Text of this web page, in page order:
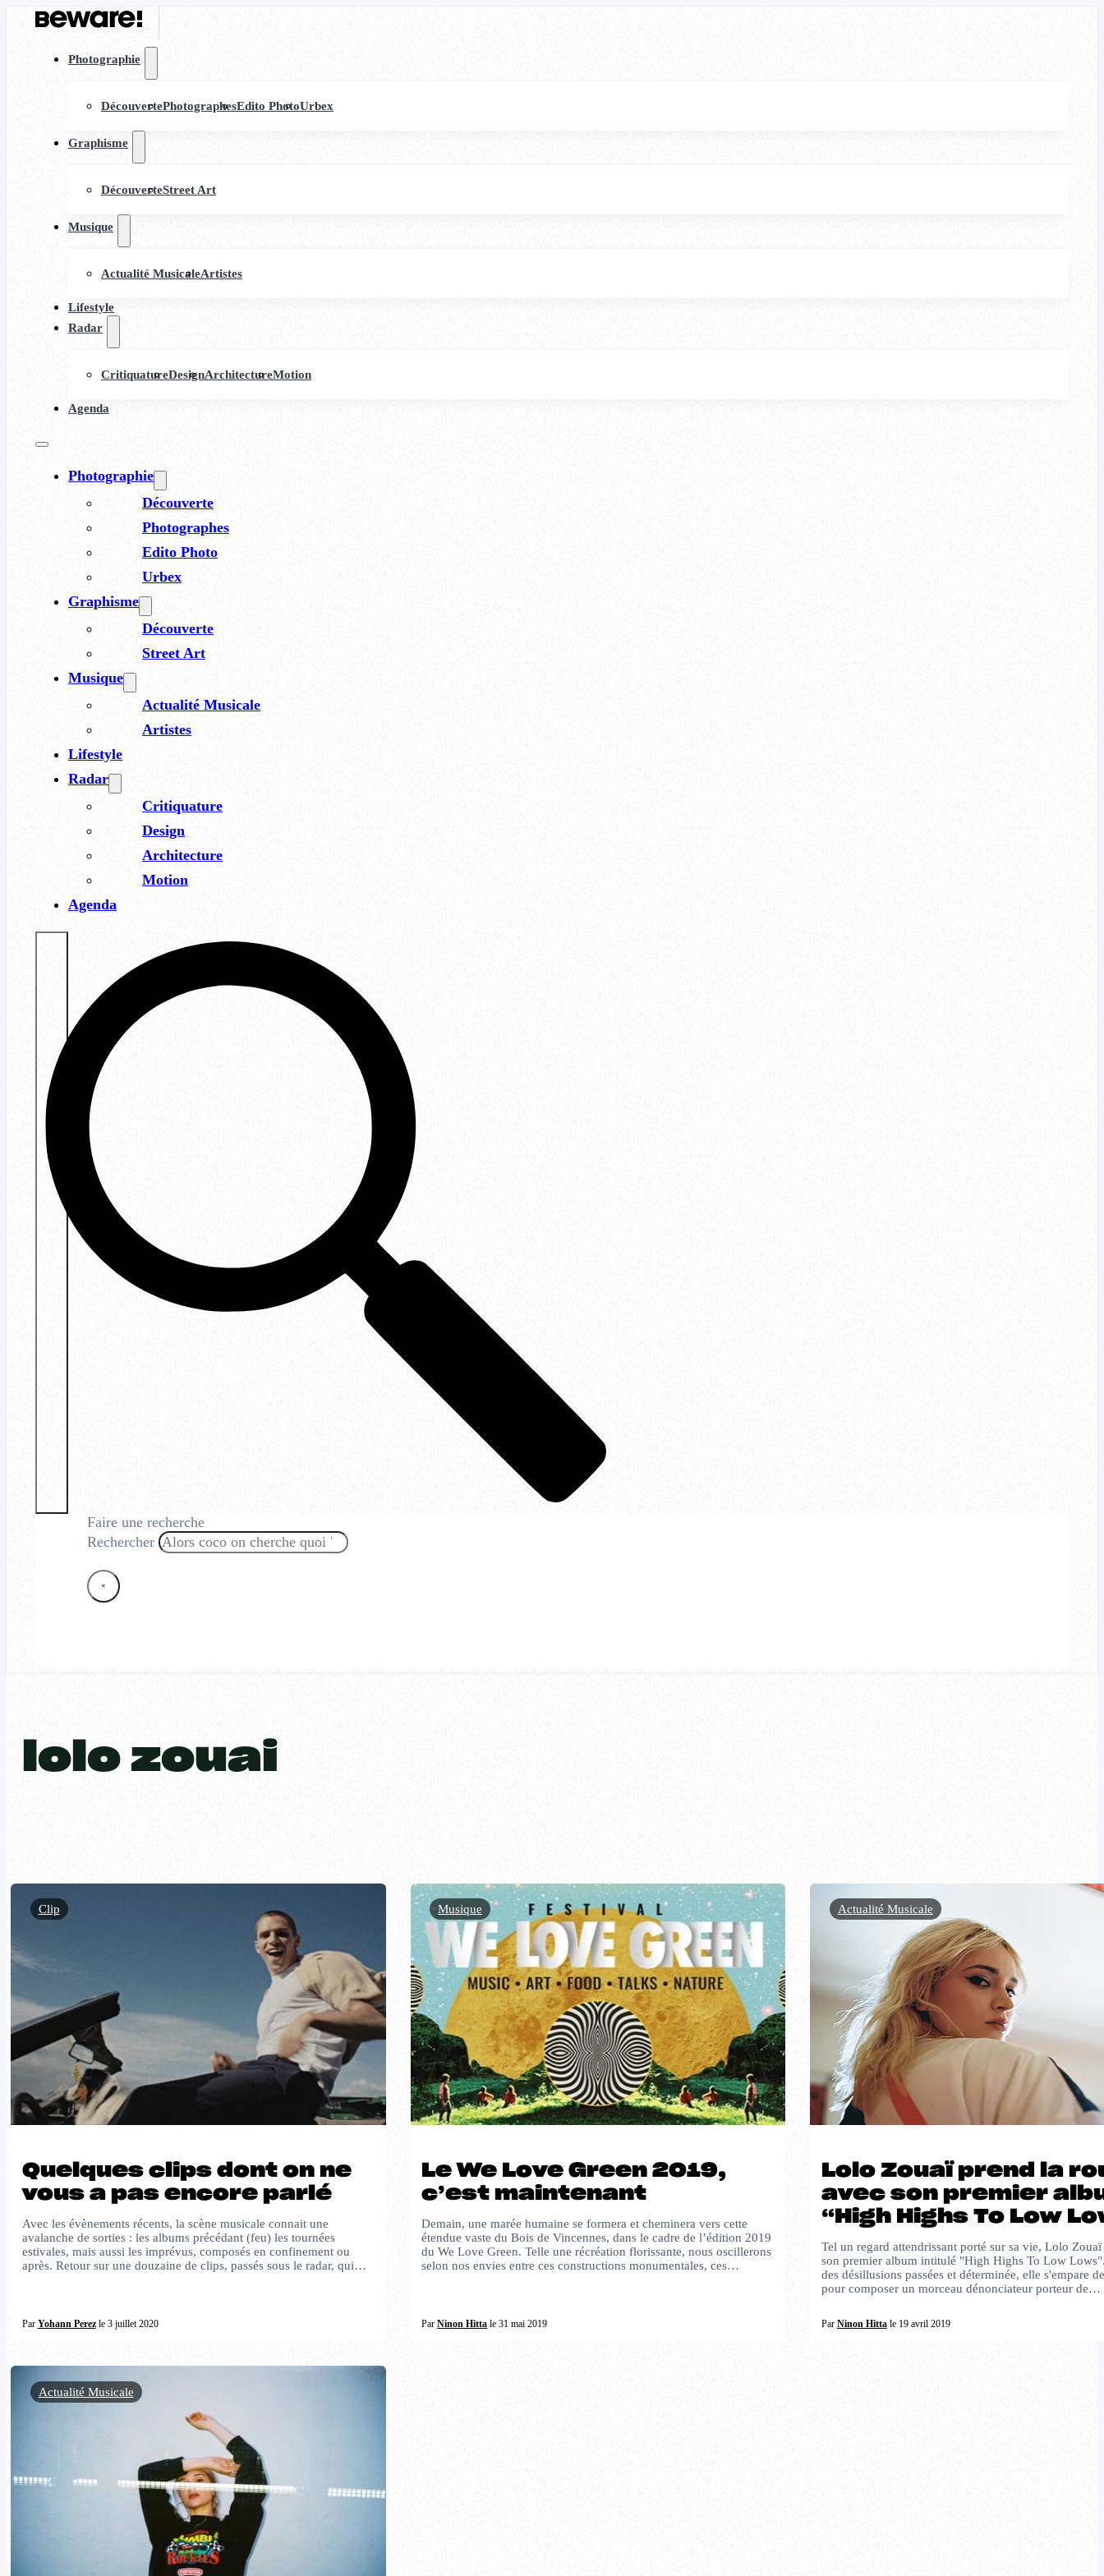
Photographie
DécouvertePhotographesEdito PhotoUrbex
Graphisme
DécouverteStreet Art
Musique
Actualité MusicaleArtistes
Lifestyle
Radar
CritiquatureDesignArchitectureMotion
Agenda
Photographie
Découverte
Photographes
Edito Photo
Urbex
Graphisme
Découverte
Street Art
Musique
Actualité Musicale
Artistes
Lifestyle
Radar
Critiquature
Design
Architecture
Motion
Agenda
Faire une recherche
Rechercher
×
lolo zouai
Quelques clips dont on ne
vous a pas encore parlé
Avec les évènements récents, la scène musicale connait une
avalanche de sorties : les albums précédant (feu) les tournées
estivales, mais aussi les imprévus, composés en confinement ou
après. Retour sur une douzaine de clips, passés sous le radar, qui…
Par Yohann Perezle 3 juillet 2020
Clip
Le We Love Green 2019,
c’est maintenant
Demain, une marée humaine se formera et cheminera vers cette
étendue vaste du Bois de Vincennes, dans le cadre de l’édition 2019
du We Love Green. Telle une récréation florissante, nous oscillerons
selon nos envies entre ces constructions monumentales, ces…
ParNinon Hitta le 31 mai 2019
Musique
Lolo Zouaï prend la
avec son premier
“High Highs To Low
Tel un regard attendrissant porté sur sa vie, Lolo
son premier album intitulé "High Highs To Low
des désillusions passées et déterminée, elle s'empare
pour composer un morceau dénonciateur porteur de…
Par Ninon Hittale 19 avril 2019
Actualité Musicale
Actualité Musicale